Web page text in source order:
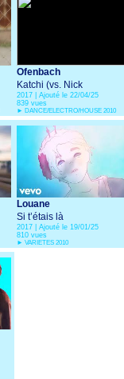
Ofenbach
Katchi (vs. Nick
Waterhouse)
2017 | Ajouté le 22/04/25
839 vues
► DANCE/ELECTRO/HOUSE 2010
Louane
Si t’étais là
2017 | Ajouté le 19/01/25
810 vues
► VARIETES 2010